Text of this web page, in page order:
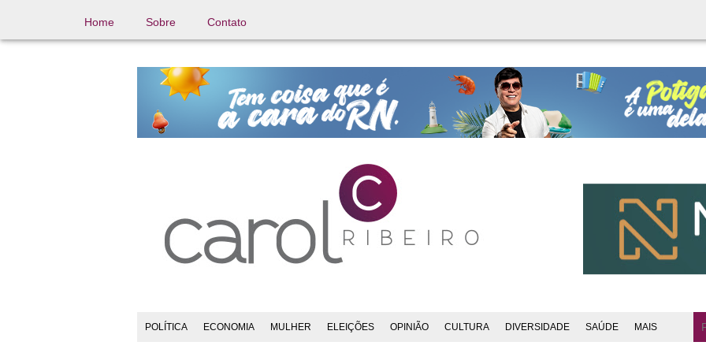
Home Sobre Contato
POLÍTICA ECONOMIA MULHER ELEIÇÕES OPINIÃO CULTURA DIVERSIDADE SAÚDE MAIS